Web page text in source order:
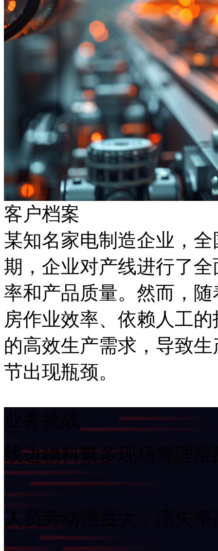
客户档案
某知名家电制造企业，
期，企业对产线进行了
率和产品质量。然而，
房作业效率、依赖人工
的高效生产需求，导致
节出现瓶颈。
线边物料繁多现场管理混
人员劳动强度大，流失率